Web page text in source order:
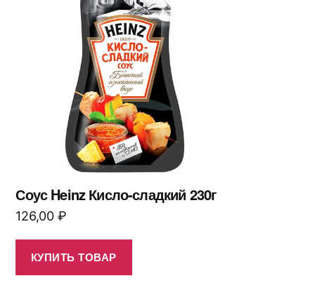
Соус Heinz Кисло-сладкий 230г
126,00 ₽
КУПИТЬ ТОВАР